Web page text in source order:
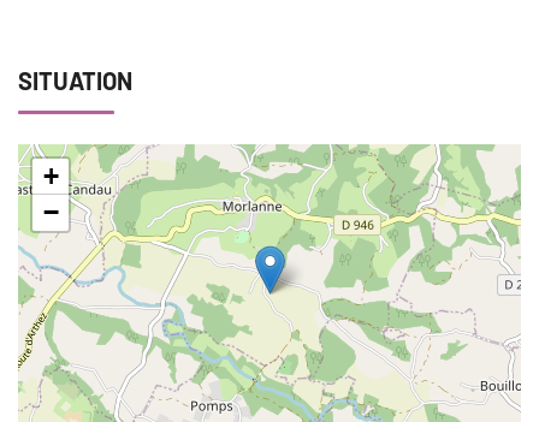
SITUATION
+
−